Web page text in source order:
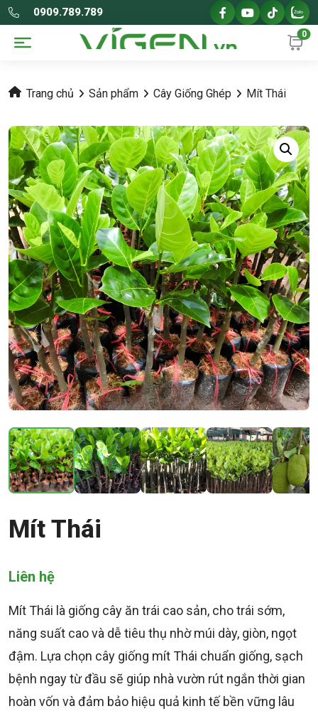
0909.789.789
0
Trang chủ Sản phẩm Cây Giống Ghép Mít Thái
Mít Thái
Liên hệ
Mít Thái là giống cây ăn trái cao sản, cho trái sớm,
năng suất cao và dễ tiêu thụ nhờ múi dày, giòn, ngọt
đậm. Lựa chọn cây giống mít Thái chuẩn giống, sạch
bệnh ngay từ đầu sẽ giúp nhà vườn rút ngắn thời gian
hoàn vốn và đảm bảo hiệu quả kinh tế bền vững lâu